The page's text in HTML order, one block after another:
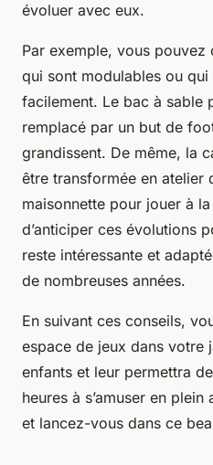
évoluer avec eux.
Par exemple, vous pouvez
qui sont modulables ou
facilement. Le bac à sable
remplacé par un but de
grandissent. De même, la
être transformée en atelier
maisonnette pour jouer à
d’anticiper ces évolutions
reste intéressante et
de nombreuses années.
En suivant ces conseils,
espace de jeux dans votre
enfants et leur permettra
heures à s’amuser en
et lancez-vous dans ce